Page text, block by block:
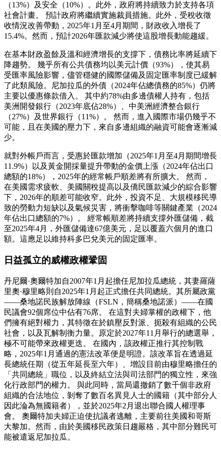
（13%）及安全（10%）。此外，政府將持續致力於支持各項
社會計畫。 預計政府將繼續實施裁員措施。此外，受稅收徵
收情況改善帶動，2025年1月至4月期間，財政收入增長了
15.4%。然而，預計2026年匯款減少將使這股增長動能趨緩。
在基本財政盈餘及溫和經濟增長的支撐下，債務比率將延續下
降趨勢。 幾乎所有公共債務均以美元計價（93%），使其易
受匯率風險影響，儘管穩健的國際儲備及固定匯率制度已緩解
了此類風險。尼加拉瓜的外債（2024年佔總債務的85%）仍將
主要以優惠條款借入。 其中約78%由多邊債權人持有，包括
美洲開發銀行（2023年底佔28%）、中美洲經濟整合銀行
（27%）及世界銀行（11%）。 然而，進入國際市場仍幾乎不
可能，且在美國的壓力下，來自多邊組織的融資可能會逐漸減
少。
就對外帳戶而言，受惠於匯款增加（2025年1月至4月期間增長
11.9%）以及黃金開採量提升帶動的金價上漲（2024年佔出口
總額的18%），2025年的經常帳戶順差將有所擴大。 然而，
在美國需求疲軟、美國關稅提高以及僑民匯款減少的綜合影響
下，2026年的順差可能收窄。此外，投資不足、大規模移民導
致的勞動力短缺以及氣候災害，將衝擊咖啡等關鍵產業（2024
年佔出口總額的7%）。 經常帳順差將持續支撐外匯儲備，截
至2025年4月，外匯儲備達67億美元，足以覆蓋六個月的進口
額。這應足以維持科多巴兌美元的固定匯率。
日益孤立的威權政權鞏固
丹尼爾·奧爾特加自2007年1月起擔任尼加拉瓜總統，其妻羅薩
里奧·穆里略則自2025年1月起正式擔任共同總統。其所屬政黨
——桑地諾民族解放陣線（FSLN，簡稱桑地諾派）——在國
民議會92個席位中佔有76席。 在這對夫婦掌權的政權下，他
們擁有絕對權力，其特徵在於鎮壓反對派、扼殺有組織的公民
社會，以及瓦解制衡力量。原定於2027年11月舉行的總選舉，
極不可能帶來政權更迭。 在國內，該政權正推行其控制戰
略，2025年1月通過的憲法改革便是明證。該改革旨在透過延
長總統任期（從五年延長至六年）、增設目前由穆里略擔任的
「共同總統」職位，以及終結立法與司法部門的獨立性，來強
化行政部門的權力。 與此同時，當局還撤銷了數千個非政府
組織的合法地位，剝奪了數百名異見人士的國籍（其中部分人
因此淪為無國籍者），並於2025年2月退出聯合國人權理事
會。 奧爾特加夫婦正迫使抗議者逃離，主要前往美國和哥斯
大黎加。然而，由於美國移民政策日趨嚴格，其中部分難民可
能被遣返尼加拉瓜。